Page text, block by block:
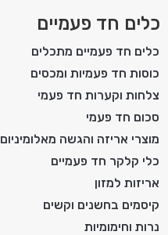
כלים חד פעמיים
כלים חד פעמיים מתכלים
כוסות חד פעמיות ומכסים
צלחות וקערות חד פעמי
סכום חד פעמי
מוצרי אריזה והגשה מאלומיניום
כלי קלקר חד פעמיים
אריזות למזון
קיסמים בחשנים וקשים
נרות וחימומיות